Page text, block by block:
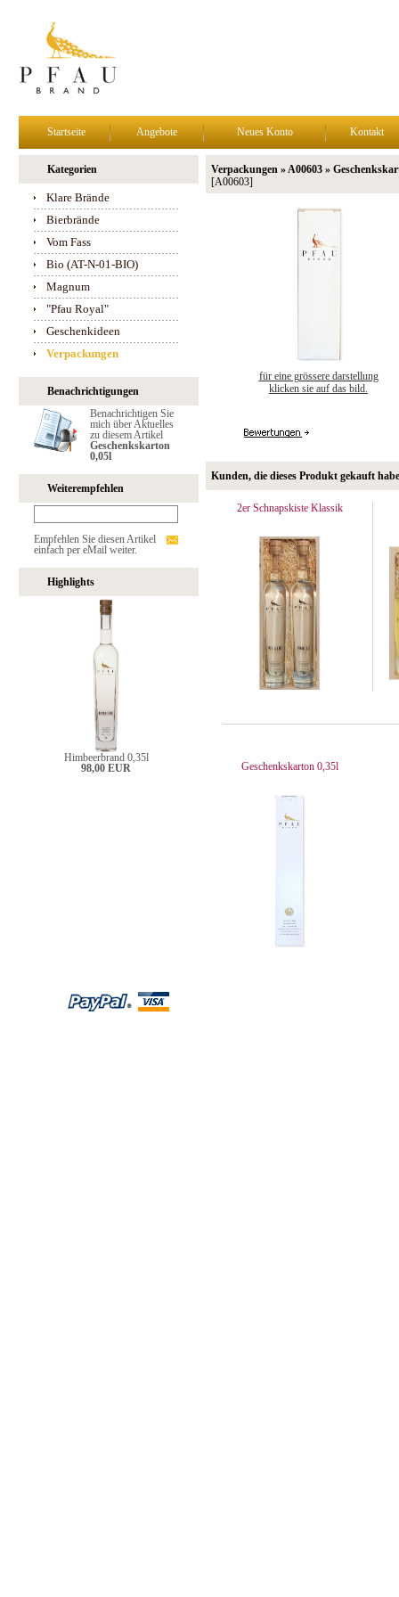
Startseite Angebote Neues Konto Kontakt
Kategorien
Klare Brände
Bierbrände
Vom Fass
Bio (AT-N-01-BIO)
Magnum
"Pfau Royal"
Geschenkideen
Verpackungen
Benachrichtigungen
Benachrichtigen Sie
mich über Aktuelles
zu diesem Artikel
Geschenkskarton
0,05l
Weiterempfehlen
Empfehlen Sie diesen Artikel
einfach per eMail weiter.
Highlights
Himbeerbrand 0,35l
98,00 EUR
Verpackungen » A00603 »
[A00603]
für eine grössere darstellung
klicken sie auf das bild.
Kunden, die dieses Produkt gekauft
2er Schnapskiste Klassik
Geschenkskarton 0,35l